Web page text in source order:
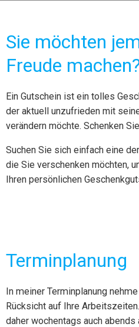
Sie möchten
Freude
Ein Gutschein ist ein tolles
der aktuell unzufrieden mit
verändern möchte. Schenken
Suchen Sie sich einfach eine
die Sie verschenken möchten,
Ihren persönlichen
Terminplanung
In meiner Terminplanung
Rücksicht auf Ihre
daher wochentags auch